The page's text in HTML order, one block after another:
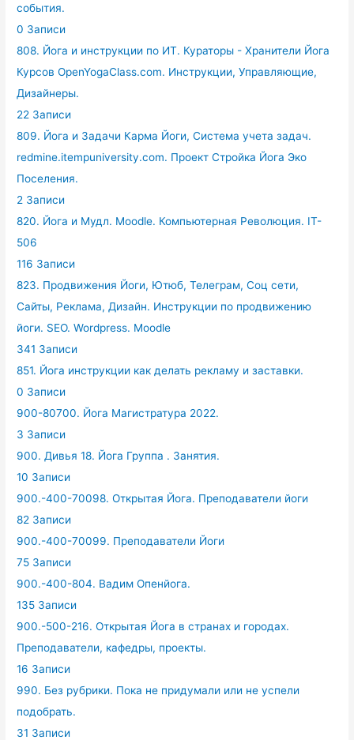
события.
0 Записи
808. Йога и инструкции по ИТ. Кураторы - Хранители Йога
Курсов OpenYogaClass.com. Инструкции, Управляющие,
Дизайнеры.
22 Записи
809. Йога и Задачи Карма Йоги, Система учета задач.
redmine.itempuniversity.com. Проект Стройка Йога Эко
Поселения.
2 Записи
820. Йога и Мудл. Moodle. Компьютерная Революция. IT-
506
116 Записи
823. Продвижения Йоги, Ютюб, Телеграм, Соц сети,
Сайты, Реклама, Дизайн. Инструкции по продвижению
йоги. SEO. Wordpress. Moodle
341 Записи
851. Йога инструкции как делать рекламу и заставки.
0 Записи
900-80700. Йога Магистратура 2022.
3 Записи
900. Дивья 18. Йога Группа . Занятия.
10 Записи
900.-400-70098. Открытая Йога. Преподаватели йоги
82 Записи
900.-400-70099. Преподаватели Йоги
75 Записи
900.-400-804. Вадим Опенйога.
135 Записи
900.-500-216. Открытая Йога в странах и городах.
Преподаватели, кафедры, проекты.
16 Записи
990. Без рубрики. Пока не придумали или не успели
подобрать.
31 Записи